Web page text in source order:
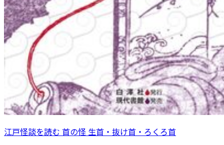
江戸怪談を読む 首の怪 生首・抜け首・ろくろ首